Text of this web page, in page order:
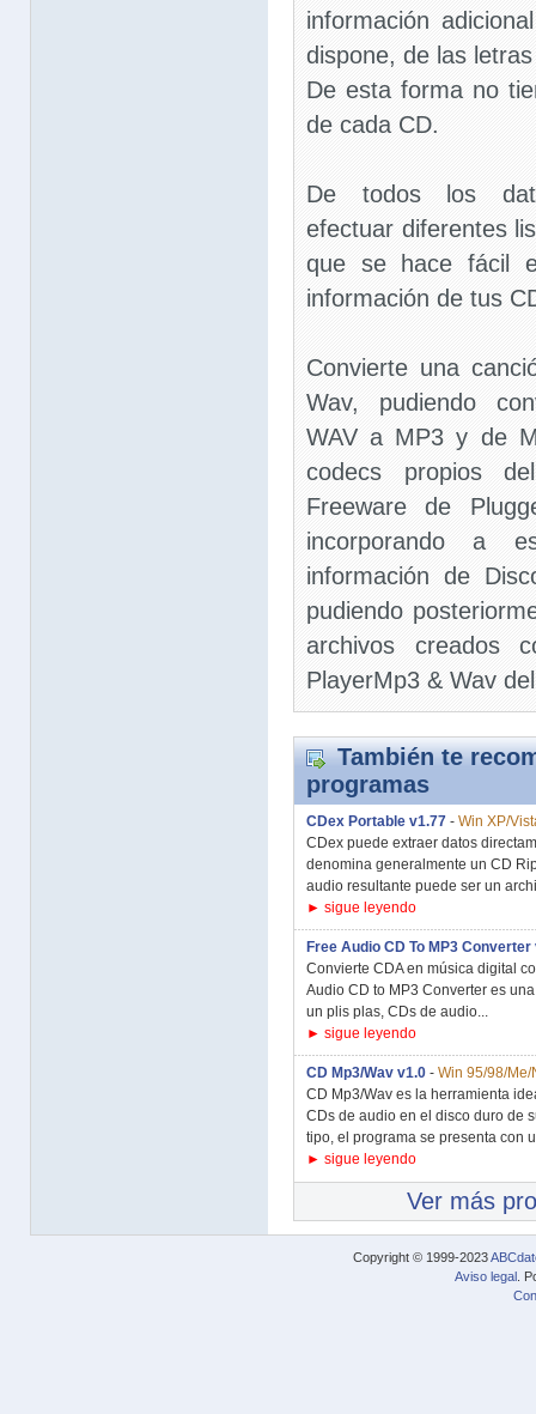
información
dispone, de las
De esta forma no
de cada CD.
De todos los
efectuar diferentes
que se hace fácil
información de tus
Convierte una
Wav, pudiendo
WAV a MP3 y de
codecs propios
Freeware de
incorporando a
información de
pudiendo
archivos creados
PlayerMp3 & Wav
También te
programas
CDex Portable v1.77 - Win XP/
CDex puede extraer datos
denomina generalmente un CD
audio resultante puede ser un
► sigue leyendo
Free Audio CD To MP3 Converter
Convierte CDA en música digital
Audio CD to MP3 Converter es
un plis plas, CDs de audio...
► sigue leyendo
CD Mp3/Wav v1.0 - Win 95/98/Me/
CD Mp3/Wav es la herramienta
CDs de audio en el disco duro de
tipo, el programa se presenta con
► sigue leyendo
Ver más
Copyright © 1999-2023
Aviso legal .